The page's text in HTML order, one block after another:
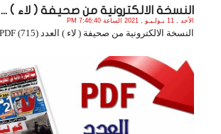
النسخة الالكترونية من صحيفة ( لاء ) ...
الأحد , 11 يـولـيـو , 2021 الساعة 7:46:40 PM
النسخة الالكترونية من صحيفة ( لاء ) العدد (715) PDF. .